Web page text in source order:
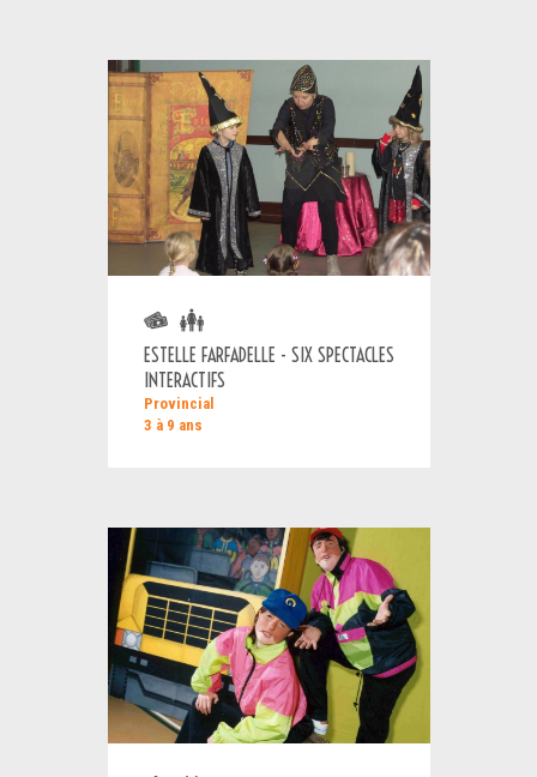
ESTELLE FARFADELLE - SIX SPECTACLES
INTERACTIFS
Provincial
3 à 9 ans